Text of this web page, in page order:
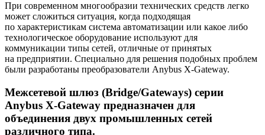
При современном многообразии технических средств легко
может сложиться ситуация, когда подходящая
по характеристикам система автоматизации или какое либо
технологическое оборудование используют для
коммуникации типы сетей, отличные от принятых
на предприятии. Специально для решения подобных проблем
были разработаны преобразователи Anybus X-Gateway.
Межсетевой шлюз (Bridge/Gateways) серии
Anybus X-Gateway предназначен для
объединения двух промышленных сетей
различного типа.